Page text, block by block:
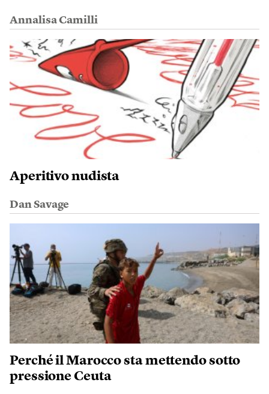
Annalisa Camilli
Aperitivo nudista
Dan Savage
Perché il Marocco sta mettendo sotto
pressione Ceuta